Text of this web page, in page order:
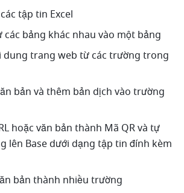
tập tin Excel
các bảng khác nhau vào một bảng
dung trang web từ các trường trong
bản và thêm bản dịch vào trường
hoặc văn bản thành Mã QR và tự
bản thành nhiều trường